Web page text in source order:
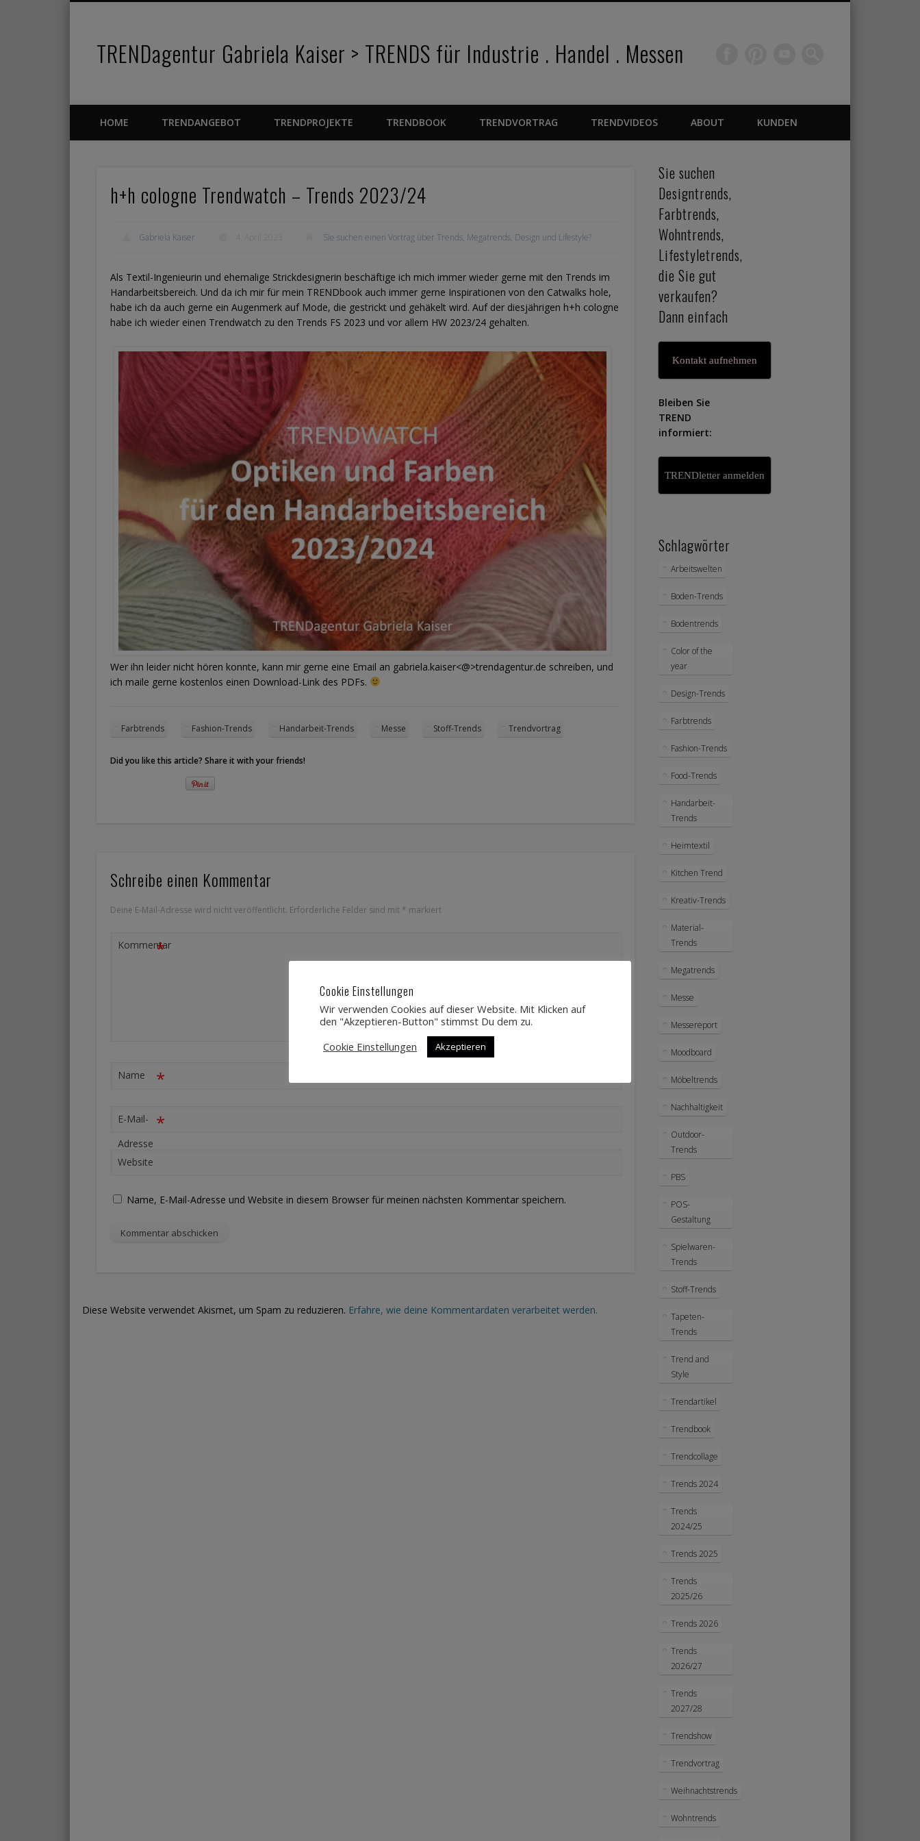
TRENDagentur Gabriela Kaiser > TRENDS für Industrie . Handel . Messen
PinterestVimeo
HOME TRENDANGEBOT TRENDPROJEKTE TRENDBOOK TRENDVORTRAG TRENDVIDEOS ABOUT KUNDEN
h+h cologne Trendwatch – Trends 2023/24
Gabriela Kaiser Sie suchen einen Vortrag über Trends, Megatrends, Design und Lifestyle?
Als Textil-Ingenieurin und ehemalige Strickdesignerin beschäftige ich mich immer wieder gerne mit den Trends im
Handarbeitsbereich. Und da ich mir für mein TRENDbook auch immer gerne Inspirationen von den Catwalks hole,
habe ich da auch gerne ein Augenmerk auf Mode, die gestrickt und gehäkelt wird. Auf der diesjährigen h+h cologne
habe ich wieder einen Trendwatch zu den Trends FS 2023 und vor allem HW 2023/24 gehalten.
Wer ihn leider nicht hören konnte, kann mir gerne eine Email an gabriela.kaiser<@>trendagentur.de schreiben, und
ich maile gerne kostenlos einen Download-Link des PDFs.
Farbtrends Fashion-Trends Handarbeit-Trends Messe Stoff-Trends Trendvortrag
Did you like this article? Share it with your friends!
Schreibe einen Kommentar
Deine E-Mail-Adresse wird nicht veröffentlicht. Erforderliche Felder sind mit * markiert
Kommentar
*
Name *
E-Mail-
Adresse
*
Website
Name, E-Mail-Adresse und Website in diesem Browser für meinen nächsten Kommentar speichern.
Diese Website verwendet Akismet, um Spam zu reduzieren. Erfahre, wie deine Kommentardaten verarbeitet werden.
Sie suchen
Designtrends,
Farbtrends,
Wohntrends,
Lifestyletrends,
die Sie gut
verkaufen?
Dann einfach
Kontakt aufnehmen
Bleiben Sie
TREND
informiert:
TRENDletter anmelden
Schlagwörter
Arbeitswelten
Boden-Trends
Bodentrends
Color of the
year
Design-Trends
Farbtrends
Fashion-Trends
Food-Trends
Handarbeit-
Trends
Heimtextil
Kitchen Trend
Kreativ-Trends
Material-
Trends
Megatrends
Messe
Messereport
Moodboard
Möbeltrends
Nachhaltigkeit
Outdoor-
Trends
PBS
POS-
Gestaltung
Spielwaren-
Trends
Stoff-Trends
Tapeten-
Trends
Trend and
Style
Trendartikel
Trendbook
Trendcollage
Trends 2024
Trends
2024/25
Trends 2025
Trends
2025/26
Trends 2026
Trends
2026/27
Trends
2027/28
Trendshow
Trendvortrag
Weihnachtstrends
Wohntrends
Cookie Einstellungen
Wir verwenden Cookies auf dieser Website. Mit Klicken auf
den "Akzeptieren-Button" stimmst Du dem zu.
Cookie Einstellungen
Akzeptieren